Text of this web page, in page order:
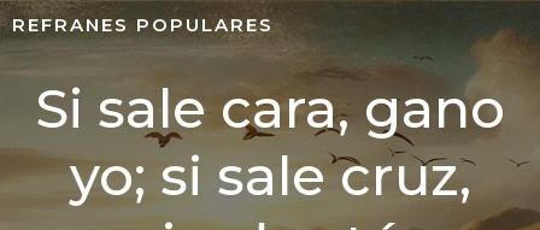
REFRANES POPULARES
Si sale cara, gano
yo; si sale cruz,